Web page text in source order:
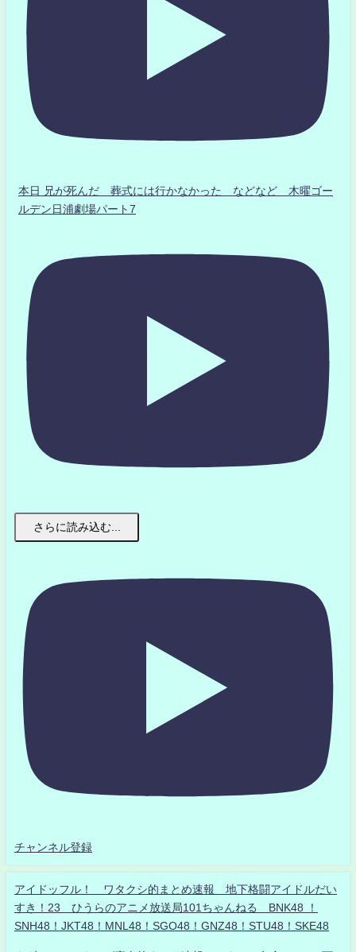
本日 兄が死んだ 葬式には行かなかった などなど 木曜ゴー
ルデン日浦劇場パート7
さらに読み込む...
チャンネル登録
アイドッフル！ ワタクシ的まとめ速報 地下格闘アイドルだい
すき！23 ひうらのアニメ放送局101ちゃんねる BNK48 ！
SNH48！JKT48！MNL48！SGO48！GNZ48！STU48！SKE48